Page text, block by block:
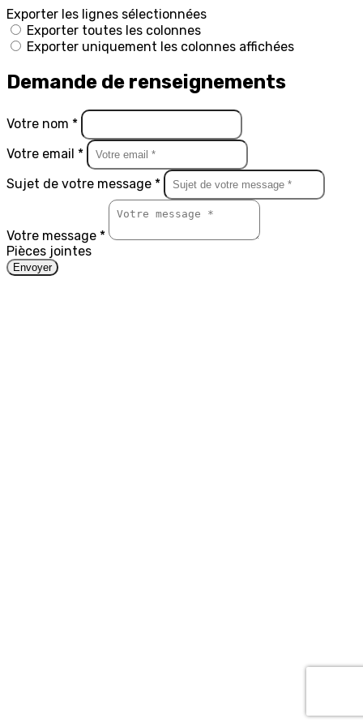
Exporter les lignes sélectionnées
Exporter toutes les colonnes
Exporter uniquement les colonnes affichées
Demande de renseignements
Votre nom *
Votre email *
Sujet de votre message *
Votre message *
Pièces jointes
Envoyer